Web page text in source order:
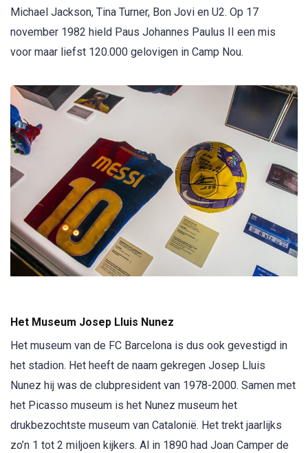
Michael Jackson, Tina Turner, Bon Jovi en U2. Op 17
november 1982 hield Paus Johannes Paulus II een mis
voor maar liefst 120.000 gelovigen in Camp Nou.
Het Museum Josep Lluis Nunez
Het museum van de FC Barcelona is dus ook gevestigd in
het stadion. Het heeft de naam gekregen Josep Lluis
Nunez hij was de clubpresident van 1978-2000. Samen met
het Picasso museum is het Nunez museum het
drukbezochtste museum van Catalonië. Het trekt jaarlijks
zo’n 1 tot 2 miljoen kijkers. Al in 1890 had Joan Camper de